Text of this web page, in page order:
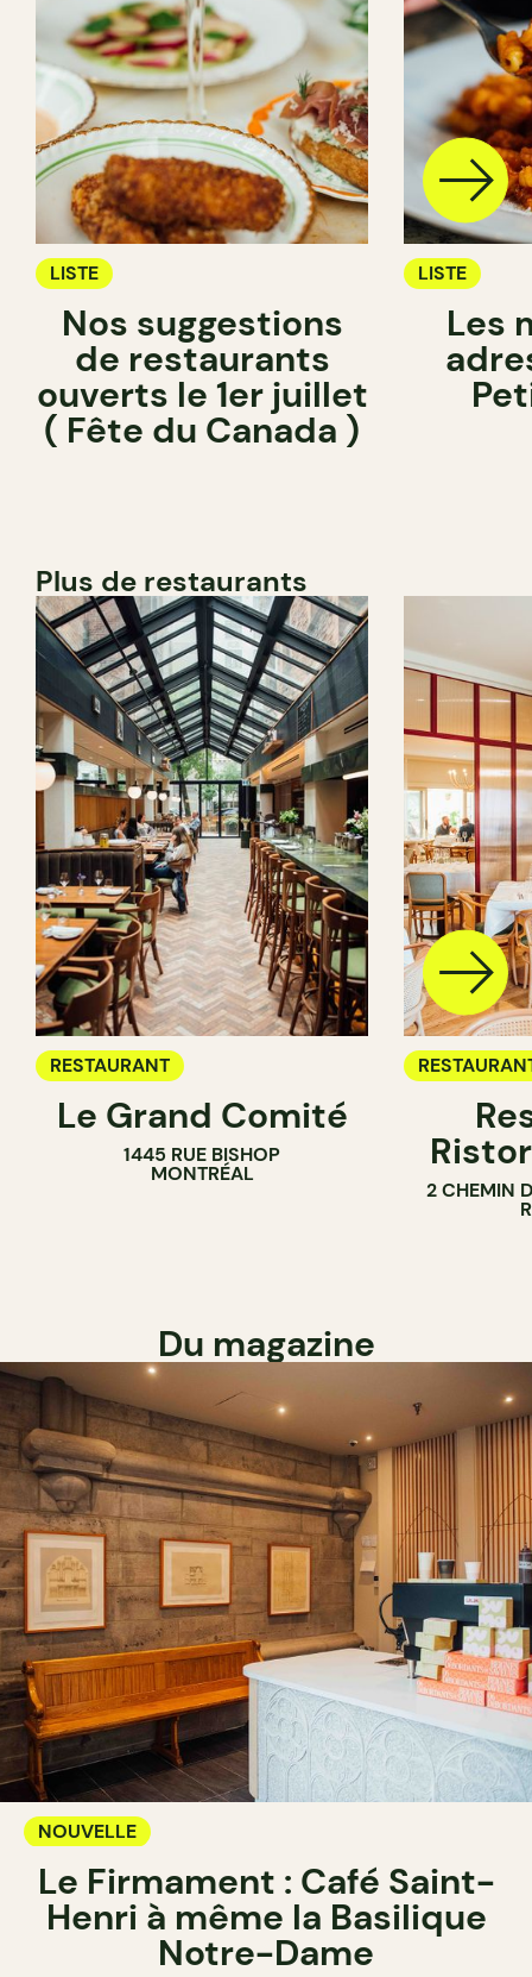
LISTE
Nos suggestions
de restaurants
ouverts le 1er juillet
( Fête du Canada )
LISTE
Les
Plus de restaurants
RESTAURANT
Le Grand Comité
1445 RUE BISHOP
MONTRÉAL
2 CHEMIN
Du magazine
NOUVELLE
Le Firmament : Café Saint-
Henri à même la Basilique
Notre-Dame